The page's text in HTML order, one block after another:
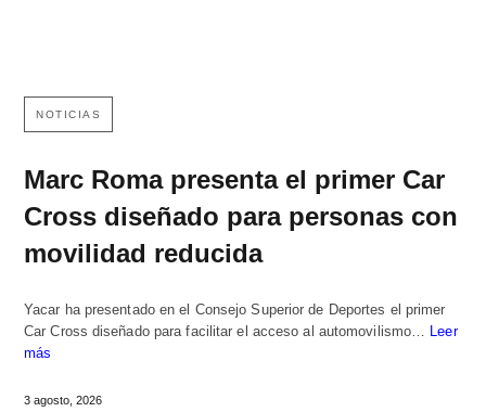
NOTICIAS
Marc Roma presenta el primer Car
Cross diseñado para personas con
movilidad reducida
Yacar ha presentado en el Consejo Superior de Deportes el primer
Car Cross diseñado para facilitar el acceso al automovilismo… Leer
más
3 agosto, 2026